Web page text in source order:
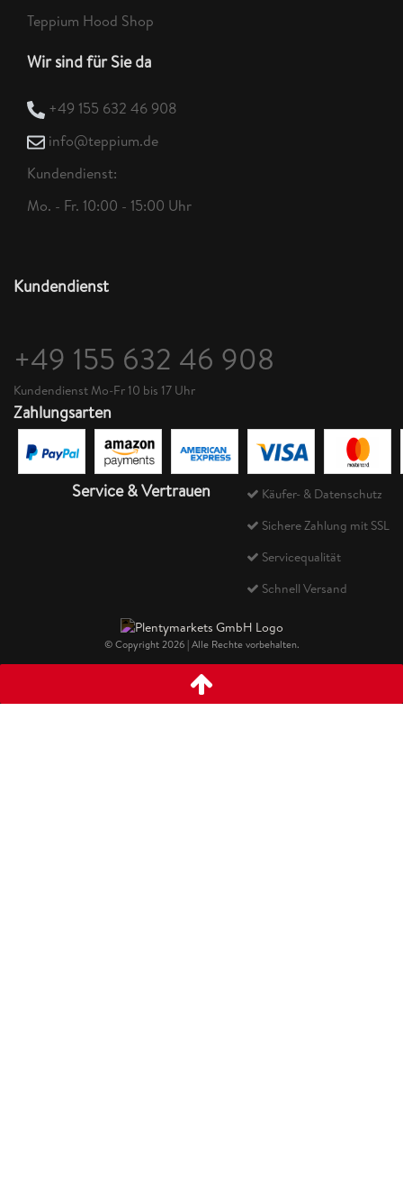
Teppium Hood Shop
Wir sind für Sie da
+49 155 632 46 908
info@teppium.de
Kundendienst:
Mo. - Fr. 10:00 - 15:00 Uhr
Kundendienst
+49 155 632 46 908
Kundendienst Mo-Fr 10 bis 17 Uhr
Zahlungsarten
Service & Vertrauen
Käufer- & Datenschutz
Sichere Zahlung mit SSL
Servicequalität
Schnell Versand
© Copyright 2026 | Alle Rechte vorbehalten.